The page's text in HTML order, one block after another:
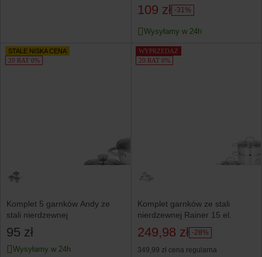
109 zł -31%
Wysyłamy w 24h
STALE NISKA CENA
20 RAT 0%
Komplet 5 garnków Andy ze
stali nierdzewnej
95 zł
Wysyłamy w 24h
WYPRZEDAŻ
20 RAT 0%
Komplet garnków ze stali
nierdzewnej Rainer 15 el.
249,98 zł -28%
349,99 zł cena regularna